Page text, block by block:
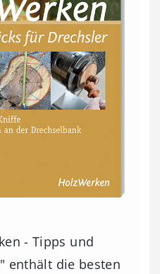
- Tipps und
enthält die besten